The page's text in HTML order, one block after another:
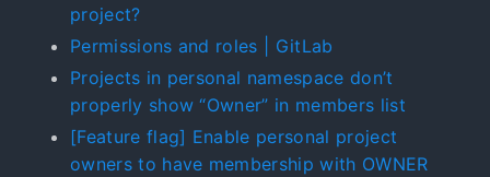
project?
Permissions and roles | GitLab
Projects in personal namespace don’t
properly show “Owner” in members list
[Feature flag] Enable personal project
owners to have membership with OWNER